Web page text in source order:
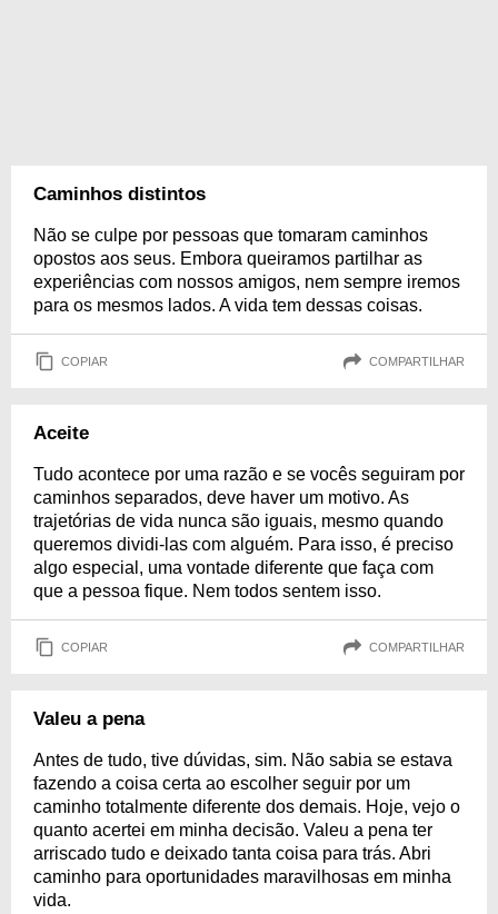
Caminhos distintos
Não se culpe por pessoas que tomaram caminhos
opostos aos seus. Embora queiramos partilhar as
experiências com nossos amigos, nem sempre iremos
para os mesmos lados. A vida tem dessas coisas.
COPIAR COMPARTILHAR
Aceite
Tudo acontece por uma razão e se vocês seguiram por
caminhos separados, deve haver um motivo. As
trajetórias de vida nunca são iguais, mesmo quando
queremos dividi-las com alguém. Para isso, é preciso
algo especial, uma vontade diferente que faça com
que a pessoa fique. Nem todos sentem isso.
COPIAR COMPARTILHAR
Valeu a pena
Antes de tudo, tive dúvidas, sim. Não sabia se estava
fazendo a coisa certa ao escolher seguir por um
caminho totalmente diferente dos demais. Hoje, vejo o
quanto acertei em minha decisão. Valeu a pena ter
arriscado tudo e deixado tanta coisa para trás. Abri
caminho para oportunidades maravilhosas em minha
vida.